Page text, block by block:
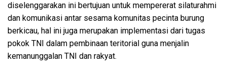
diselenggarakan ini bertujuan untuk mempererat silaturahmi
dan komunikasi antar sesama komunitas pecinta burung
berkicau, hal ini juga merupakan implementasi dari tugas
pokok TNI dalam pembinaan teritorial guna menjalin
kemanunggalan TNI dan rakyat.